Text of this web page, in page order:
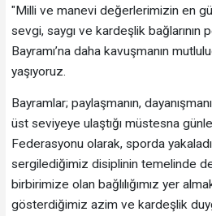
"Milli ve manevi değerlerimizin en
sevgi, saygı ve kardeşlik bağlarının
Bayramı’na daha kavuşmanın
yaşıyoruz.
Bayramlar; paylaşmanın,
üst seviyeye ulaştığı müstesna
Federasyonu olarak, sporda
sergilediğimiz disiplinin temelinde
birbirimize olan bağlılığımız yer
gösterdiğimiz azim ve kardeşlik